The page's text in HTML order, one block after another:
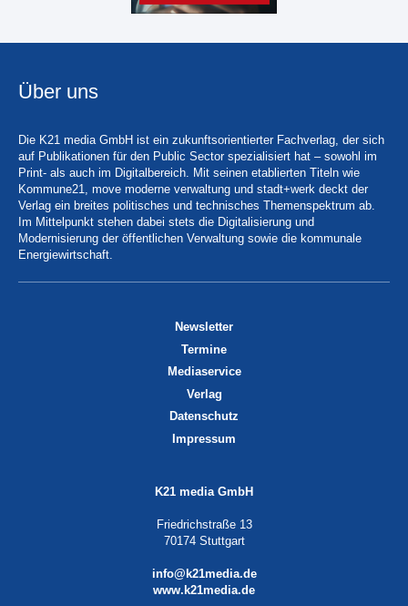
Über uns
Die K21 media GmbH ist ein zukunftsorientierter Fachverlag, der sich
auf Publikationen für den Public Sector spezialisiert hat – sowohl im
Print- als auch im Digitalbereich. Mit seinen etablierten Titeln wie
Kommune21, move moderne verwaltung und stadt+werk deckt der
Verlag ein breites politisches und technisches Themenspektrum ab.
Im Mittelpunkt stehen dabei stets die Digitalisierung und
Modernisierung der öffentlichen Verwaltung sowie die kommunale
Energiewirtschaft.
Newsletter
Termine
Mediaservice
Verlag
Datenschutz
Impressum
K21 media GmbH
Friedrichstraße 13
70174 Stuttgart
info@k21media.de
www.k21media.de